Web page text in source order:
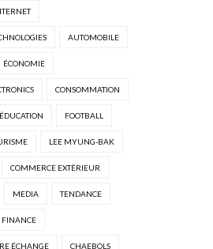
AUTOMOBILE
ÉCONOMIE
CONSOMMATION
ÉDUCATION FOOTBALL
LEE MYUNG-BAK
COMMERCE EXTÉRIEUR
MEDIA TENDANCE
FINANCE
ÉCHANGE CHAEBOLS